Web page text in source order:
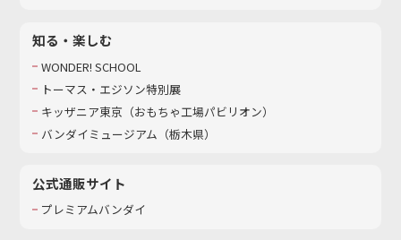
知る・楽しむ
WONDER! SCHOOL
トーマス・エジソン特別展
キッザニア東京（おもちゃ工場パビリオン）​
バンダイミュージアム（栃木県）
公式通販サイト
プレミアムバンダイ